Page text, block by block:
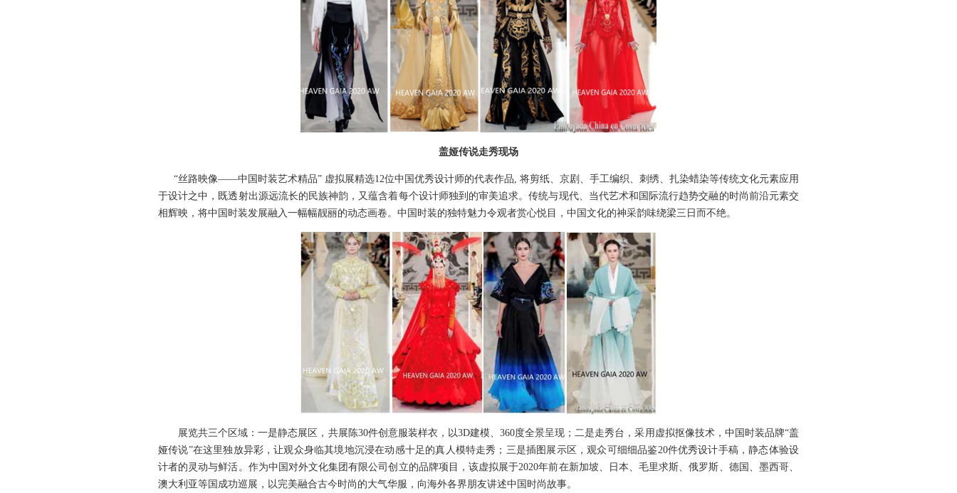
盖娅传说走秀现场
“丝路映像——中国时装艺术精品” 虚拟展精选12位中国优秀设计师的代表作品, 将剪纸、京剧、手工编织、刺绣、扎染蜡染等传统文化元素应用
于设计之中，既透射出源远流长的民族神韵，又蕴含着每个设计师独到的审美追求。传统与现代、当代艺术和国际流行趋势交融的时尚前沿元素交
相辉映，将中国时装发展融入一幅幅靓丽的动态画卷。中国时装的独特魅力令观者赏心悦目，中国文化的神采韵味绕梁三日而不绝。
展览共三个区域：一是静态展区，共展陈30件创意服装样衣，以3D建模、360度全景呈现；二是走秀台，采用虚拟抠像技术，中国时装品牌“盖
娅传说”在这里独放异彩，让观众身临其境地沉浸在动感十足的真人模特走秀；三是插图展示区，观众可细细品鉴20件优秀设计手稿，静态体验设
计者的灵动与鲜活。作为中国对外文化集团有限公司创立的品牌项目，该虚拟展于2020年前在新加坡、日本、毛里求斯、俄罗斯、德国、墨西哥、
澳大利亚等国成功巡展，以完美融合古今时尚的大气华服，向海外各界朋友讲述中国时尚故事。